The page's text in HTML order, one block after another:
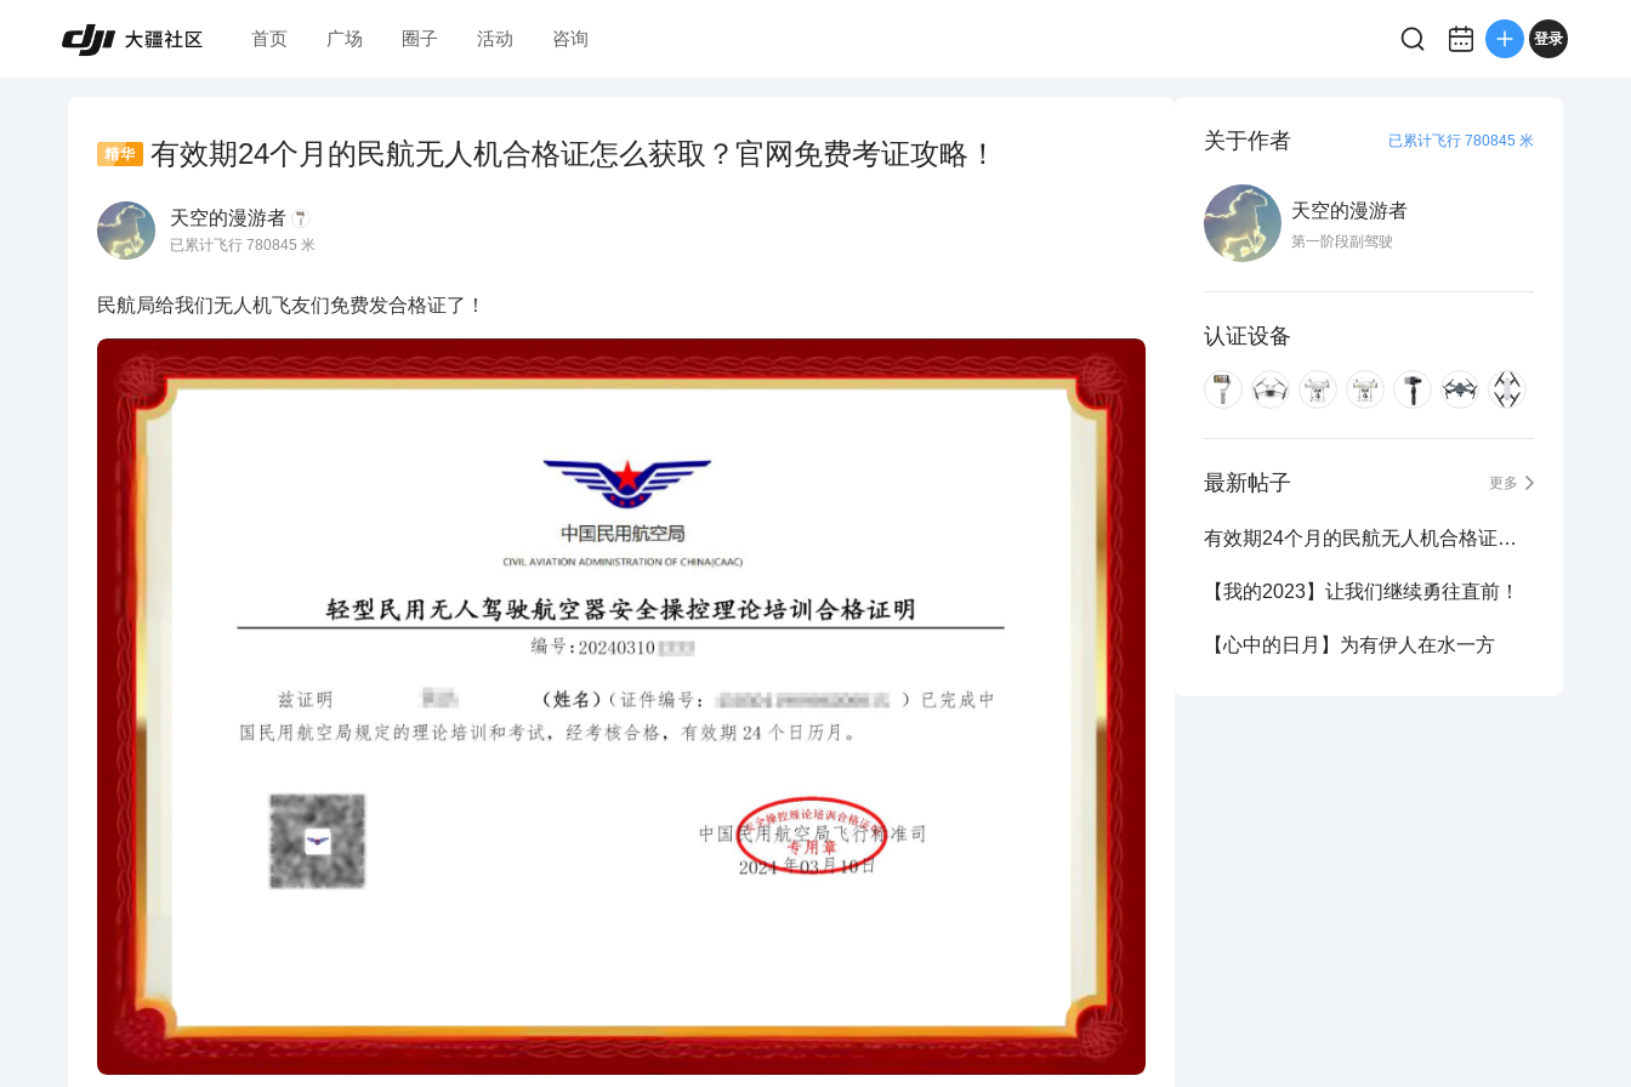
首页 广场 圈子 活动 咨询 登录
精华 有效期24个月的民航无人机合格证怎么获取？官网免费考证攻略！
天空的漫游者
已累计飞行 780845 米
民航局给我们无人机飞友们免费发合格证了！
关于作者 已累计飞行 780845 米
天空的漫游者
第一阶段副驾驶
认证设备
最新帖子 更多
有效期24个月的民航无人机合格证怎么获取？官网免费考证攻略！
【我的2023】让我们继续勇往直前！
【心中的日月】为有伊人在水一方